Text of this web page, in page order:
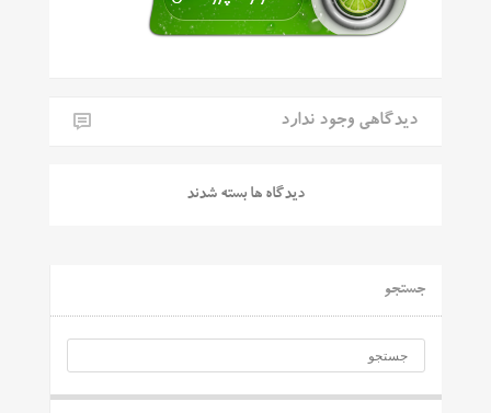
دیدگاهی وجود ندارد
دیدگاه ها بسته شدند
جستجو